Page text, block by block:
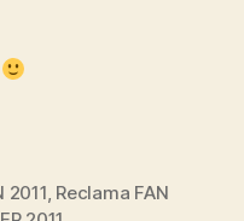
2011 Reclama FAN